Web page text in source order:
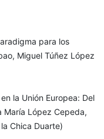
para los
Miguel Túñez López
la Unión Europea: Del
López Cepeda,
Chica Duarte)